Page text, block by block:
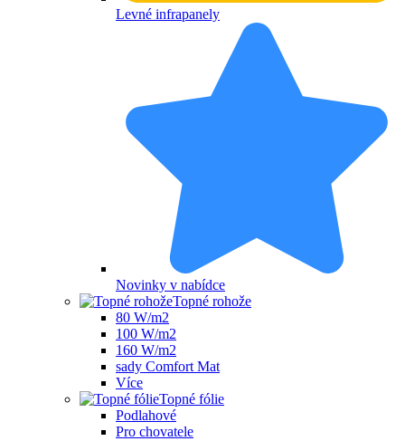
Levné infrapanely
Novinky v nabídce
Topné rohože
80 W/m2
100 W/m2
160 W/m2
sady Comfort Mat
Více
Topné fólie
Podlahové
Pro chovatele